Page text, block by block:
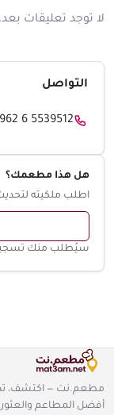
لا توجد تعليقات بعد.
التواصل
6 5539512
هل هذا مطعمك؟
اطلب ملكيته لتحديث
سيُطلب منك تسجيل
مطعم.نت — اكتشف،
أفضل المطاعم